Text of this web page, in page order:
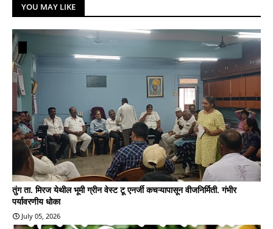
YOU MAY LIKE
तुंग ता. मिरज येथील भूमी ग्रीन वेस्ट टू एनर्जी कचऱ्यापासून वीजनिर्मिती. गंभीर
पर्यावरणीय धोका
July 05, 2026